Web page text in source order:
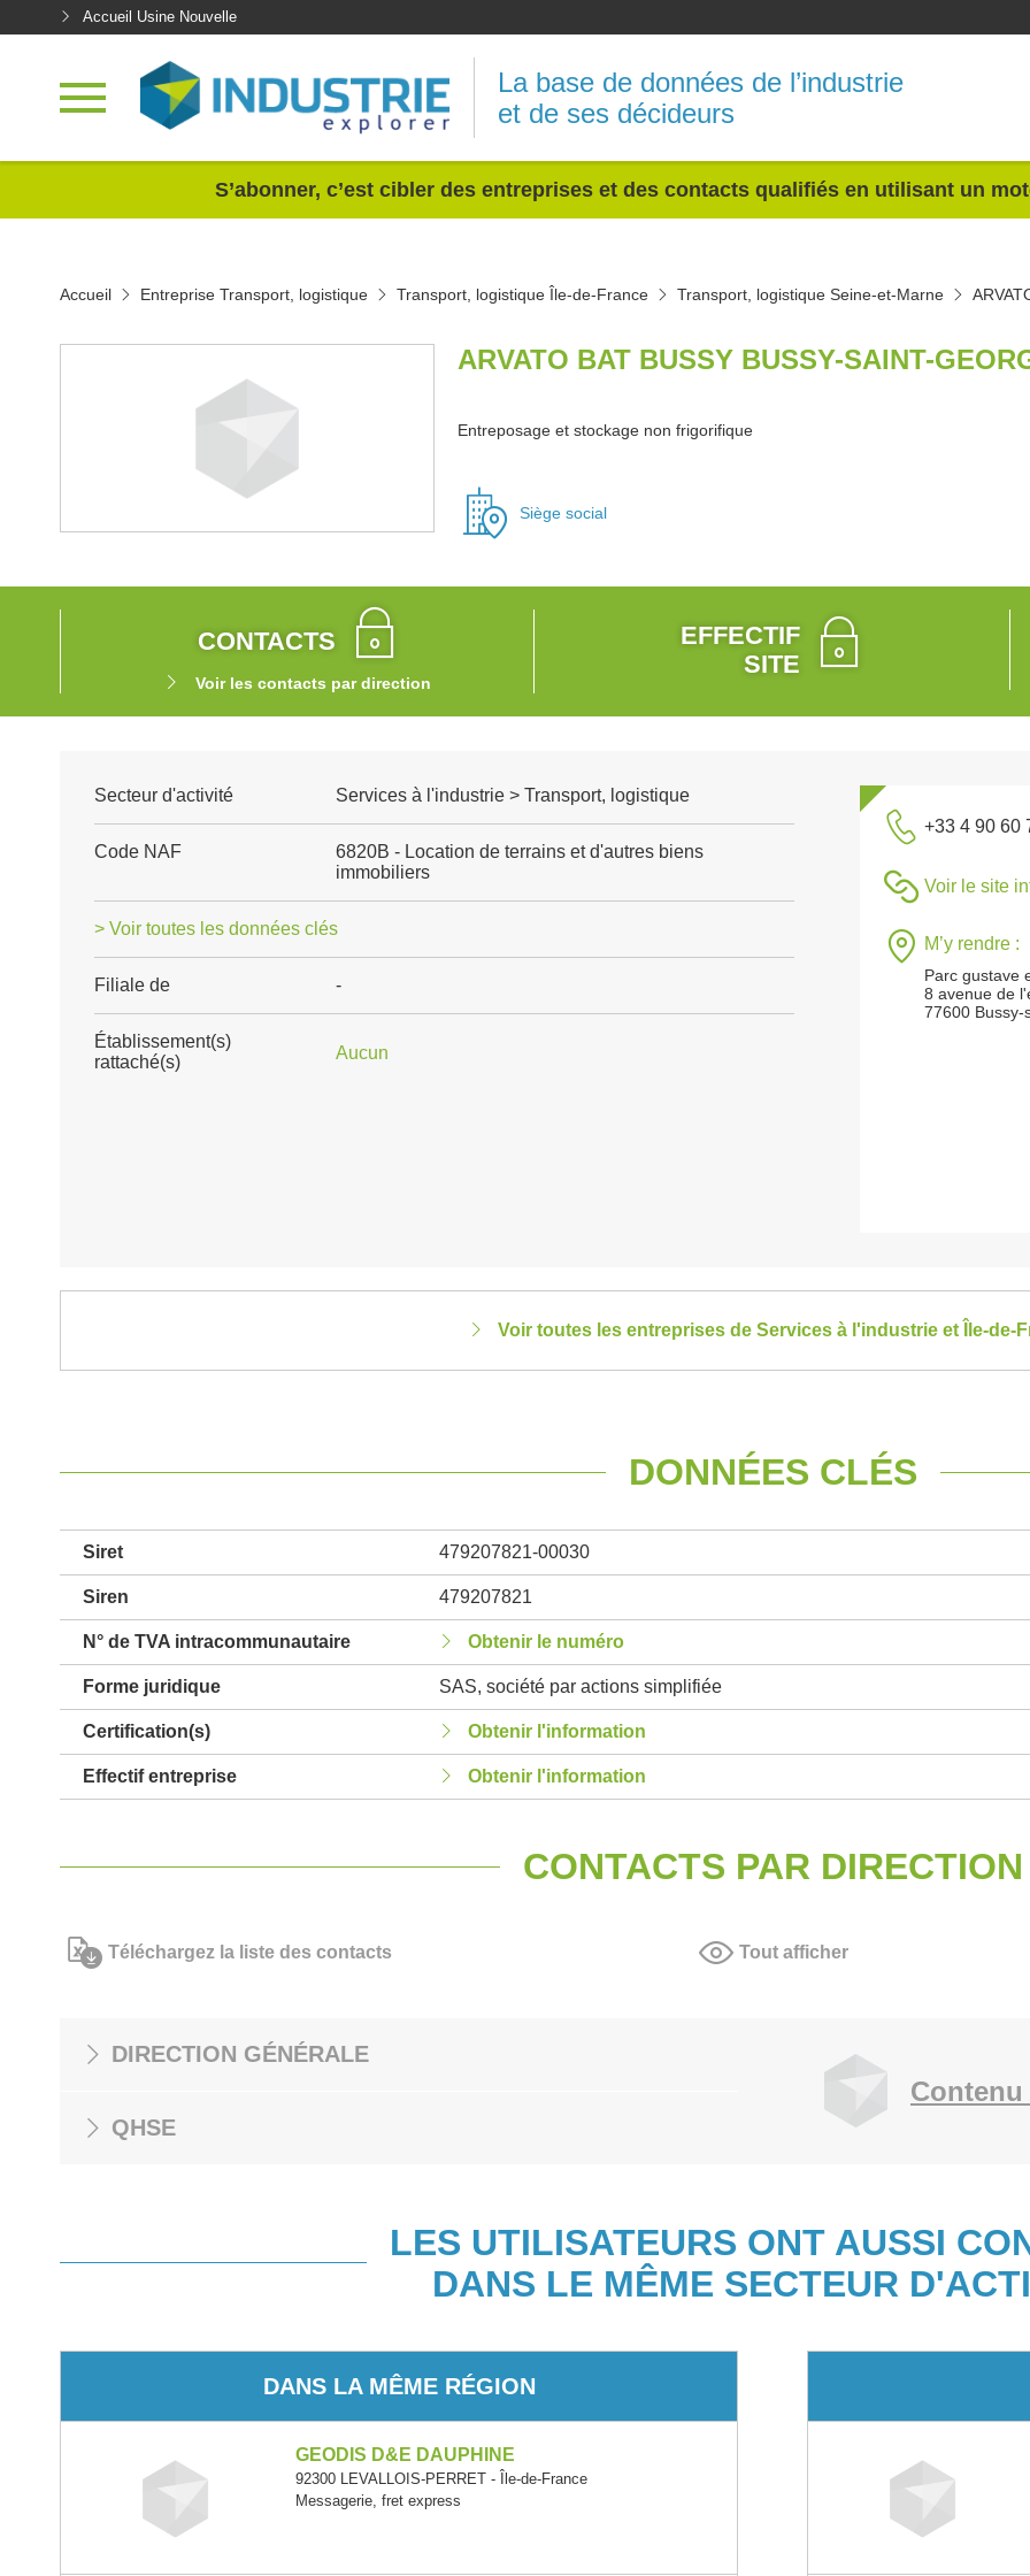
Accueil Usine Nouvelle
La base de données de l’industrie
et de ses décideurs
S’abonner, c’est cibler des entreprises et des contacts qualifiés en utilisant un
Accueil Entreprise Transport, logistique Transport, logistique Île-de-France Transport, logistique Seine-et-Marne
ARVATO BAT BUSSY BUSSY-SAINT-
Entreposage et stockage non frigorifique
Siège social
CONTACTS
Voir les contacts par direction
EFFECTIF
SITE
Secteur d'activité Services à l'industrie > Transport, logistique
Code NAF
6820B - Location de terrains et d'autres biens
immobiliers
> Voir toutes les données clés
Filiale de -
Établissement(s)
rattaché(s)
Aucun
+33 4 90 60
Voir le site
M’y rendre :
Parc gustave
8 avenue de
77600 Bussy-
Voir toutes les entreprises de Services à l'industrie et Île-de-
DONNÉES CLÉS
Siret 479207821-00030
Siren 479207821
N° de TVA intracommunautaire Obtenir le numéro
Forme juridique SAS, société par actions simplifiée
Certification(s) Obtenir l'information
Effectif entreprise Obtenir l'information
CONTACTS PAR DIRECTION
Téléchargez la liste des contacts Tout afficher
DIRECTION GÉNÉRALE
QHSE
LES UTILISATEURS ONT AUSSI
DANS LE MÊME SECTEUR
DANS LA MÊME RÉGION
GEODIS D&E DAUPHINE
92300 LEVALLOIS-PERRET - Île-de-France
Messagerie, fret express